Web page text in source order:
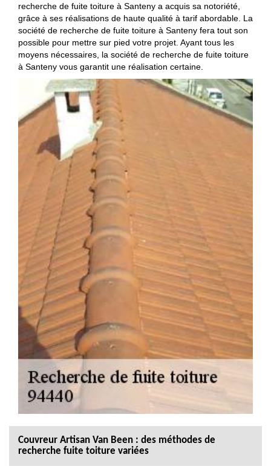
recherche de fuite toiture à Santeny a acquis sa notoriété,
grâce à ses réalisations de haute qualité à tarif abordable. La
société de recherche de fuite toiture à Santeny fera tout son
possible pour mettre sur pied votre projet. Ayant tous les
moyens nécessaires, la société de recherche de fuite toiture
à Santeny vous garantit une réalisation certaine.
Couvreur Artisan Van Been : des méthodes de
recherche fuite toiture variées